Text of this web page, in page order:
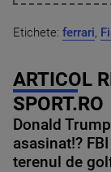
Etichete: ferrari,
ARTICOL
SPORT.RO
Donald
asasinat!?
terenul de